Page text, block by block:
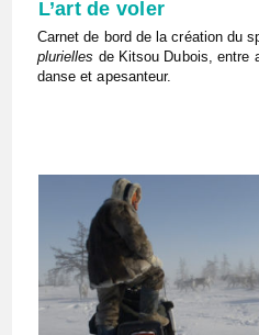
L’art de voler
Carnet de bord de la création du
plurielles de Kitsou Dubois, entre
danse et apesanteur.